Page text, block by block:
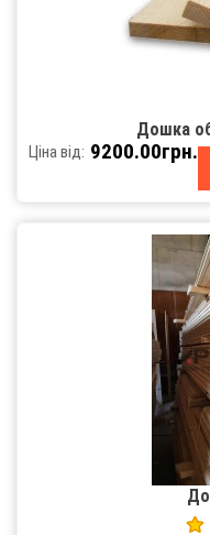
Дошка
Ціна від: 9200.00грн.